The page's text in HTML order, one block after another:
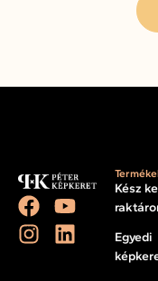
Kész
Egyedi